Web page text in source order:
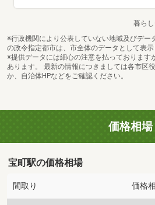
暮ら
※行政機関により公表していない地域及びデー
の政令指定都市は、市全体のデータとして表示
※提供データには細心の注意を払っております
あります。 最新の情報につきましては各市区
か、自治体HPなどをご確認ください。
価格相場
宝町駅の価格相場
間取り 価格